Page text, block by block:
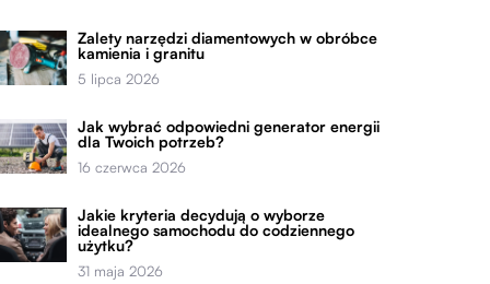
Zalety narzędzi diamentowych w obróbce
kamienia i granitu
5 lipca 2026
Jak wybrać odpowiedni generator energii
dla Twoich potrzeb?
16 czerwca 2026
Jakie kryteria decydują o wyborze
idealnego samochodu do codziennego
użytku?
31 maja 2026